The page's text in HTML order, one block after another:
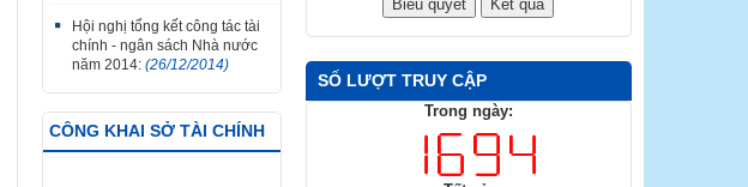
Hội nghị tổng kết công tác tài
chính - ngân sách Nhà nước
năm 2014:(26/12/2014)
CÔNG KHAI SỞ TÀI CHÍNH
SỐ LƯỢT TRUY CẬP
Trong ngày: